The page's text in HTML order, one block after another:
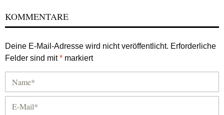
KOMMENTARE
Deine E-Mail-Adresse wird nicht veröffentlicht. Erforderliche
Felder sind mit* markiert